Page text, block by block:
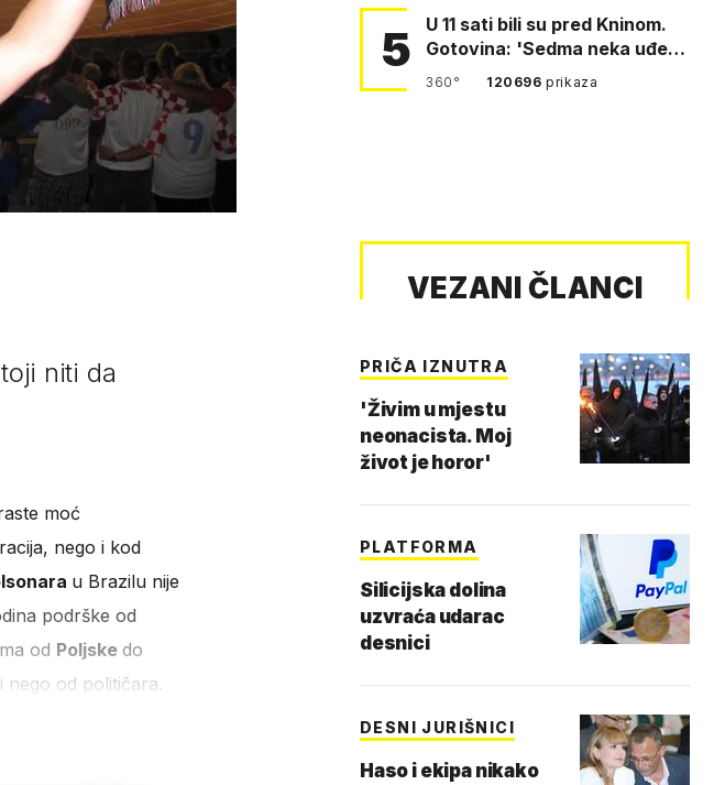
niti da
moć
nego i kod
u Brazilu nije
podrške od
od Poljske do
nego od političara.
5
U 11 sati bili su pred Kninom.
Gotovina: 'Sedma neka uđe,
4. gardijska neka g…
360° 120696prikaza
VEZANI ČLANCI
PRIČA IZNUTRA
'Živim u mjestu
neonacista. Moj
život je horor'
PLATFORMA
Silicijska dolina
uzvraća udarac
desnici
DESNI JURIŠNICI
Haso i ekipa nikako